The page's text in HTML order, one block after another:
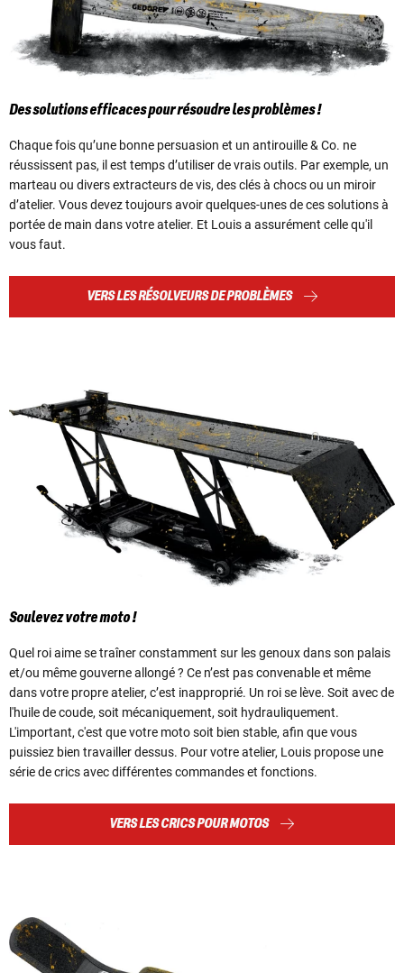
Des solutions efficaces pour résoudre les problèmes !
Chaque fois qu’une bonne persuasion et un antirouille & Co. ne
réussissent pas, il est temps d’utiliser de vrais outils. Par exemple, un
marteau ou divers extracteurs de vis, des clés à chocs ou un miroir
d’atelier. Vous devez toujours avoir quelques-unes de ces solutions à
portée de main dans votre atelier. Et Louis a assurément celle qu'il
vous faut.
VERS LES RÉSOLVEURS DE PROBLÈMES
Soulevez votre moto !
Quel roi aime se traîner constamment sur les genoux dans son palais
et/ou même gouverne allongé ? Ce n’est pas convenable et même
dans votre propre atelier, c’est inapproprié. Un roi se lève. Soit avec de
l'huile de coude, soit mécaniquement, soit hydrauliquement.
L'important, c'est que votre moto soit bien stable, afin que vous
puissiez bien travailler dessus. Pour votre atelier, Louis propose une
série de crics avec différentes commandes et fonctions.
VERS LES CRICS POUR MOTOS